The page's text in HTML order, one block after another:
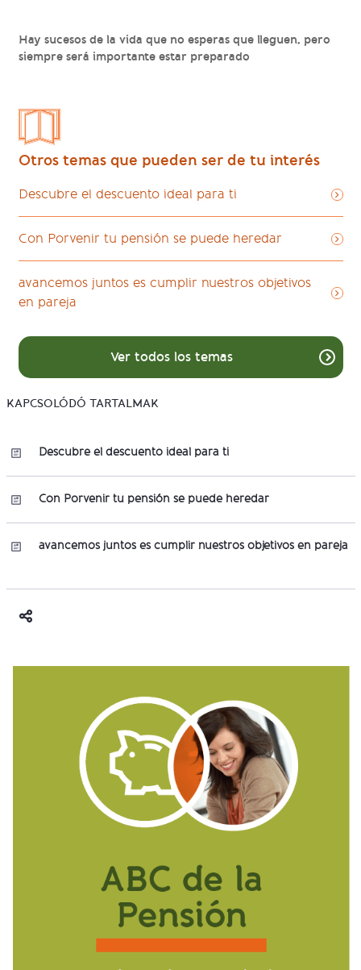
Hay sucesos de la vida que no esperas que lleguen, pero
siempre será importante estar preparado
Otros temas que pueden ser de tu interés
Descubre el descuento ideal para ti
Con Porvenir tu pensión se puede heredar
avancemos juntos es cumplir nuestros objetivos
en pareja
Ver todos los temas
KAPCSOLÓDÓ TARTALMAK
Descubre el descuento ideal para ti
Con Porvenir tu pensión se puede heredar
avancemos juntos es cumplir nuestros objetivos en pareja